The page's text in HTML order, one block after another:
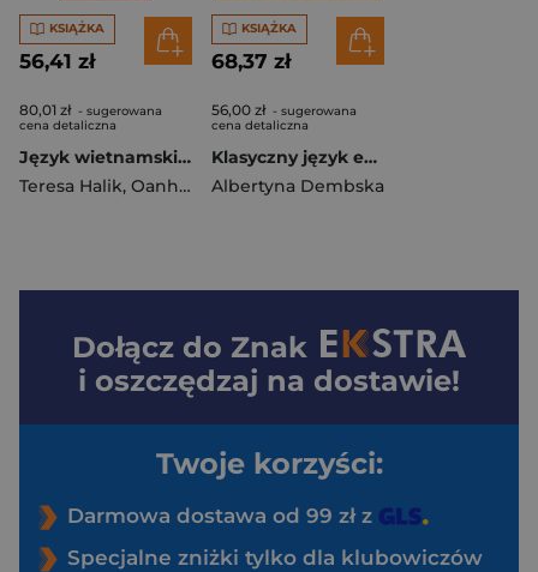
KSIĄŻKA
56,41 zł
80,01 zł - sugerowana
cena detaliczna
Język wietnamski cz. 1
Teresa Halik, Oanh Hoang Thu
KSIĄŻKA
68,37 zł
56,00 zł - sugerowana
cena detaliczna
Klasyczny język egipski
Albertyna Dembska
Dołącz do Znak
i oszczędzaj na dostawie!
Twoje korzyści:
Darmowa dostawa od 99 zł z
Specjalne zniżki tylko dla klubowiczów